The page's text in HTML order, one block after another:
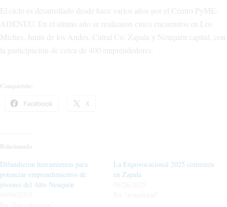
El ciclo es desarrollado desde hace varios años por el Centro PyME-
ADENEU. En el último año se realizaron cinco encuentros en Los
Miches, Junín de los Andes, Cutral Co, Zapala y Neuquén capital, con
la participación de cerca de 400 emprendedores.
Compártelo:
Facebook X
Relacionado
Difundieron herramientas para
potenciar emprendimientos de
jóvenes del Alto Neuquén
La Expovocacional 2025 comienza
en Zapala